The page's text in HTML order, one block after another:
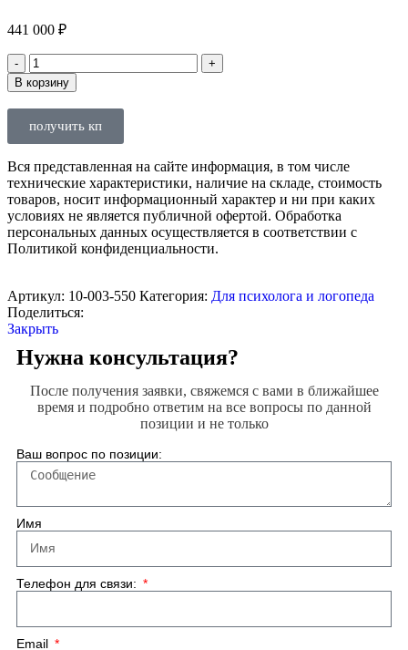
441 000 ₽
В корзину
получить кп
Вся представленная на сайте информация, в том числе
технические характеристики, наличие на складе, стоимость
товаров, носит информационный характер и ни при каких
условиях не является публичной офертой. Обработка
персональных данных осуществляется в соответствии с
Политикой конфиденциальности.
Артикул: 10-003-550 Категория: Для психолога и логопеда
Поделиться:
Закрыть
Нужна консультация?
После получения заявки, свяжемся с вами в ближайшее
время и подробно ответим на все вопросы по данной
позиции и не только
Ваш вопрос по позиции:
Имя
Телефон для связи:
Email